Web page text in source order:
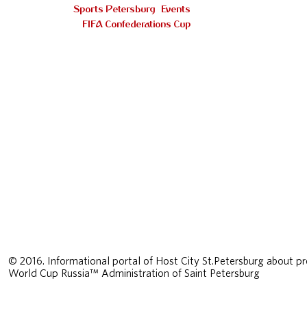
Sports Petersburg Events
FIFA Confederations Cup
© 2016. Informational portal of Host City St.Petersburg about
World Cup Russia™ Administration of Saint Petersburg